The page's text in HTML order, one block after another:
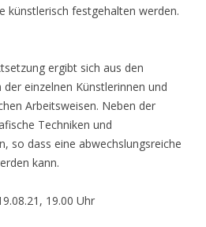
künstlerisch festgehalten werden.
ergibt sich aus den
einzelnen Künstlerinnen und
Arbeitsweisen. Neben der
Techniken und
so dass eine abwechslungsreiche
kann.
19.00 Uhr